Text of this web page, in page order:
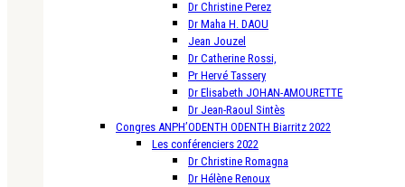
Dr Christine Perez
Dr Maha H. DAOU
Jean Jouzel
Dr Catherine Rossi,
Pr Hervé Tassery
Dr Elisabeth JOHAN-AMOURETTE
Dr Jean-Raoul Sintès
Congres ANPH’ODENTH ODENTH Biarritz 2022
Les conférenciers 2022
Dr Christine Romagna
Dr Hélène Renoux